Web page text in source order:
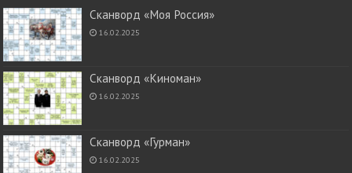
Сканворд «Моя Россия»
16.02.2025
Сканворд «Киноман»
16.02.2025
Сканворд «Гурман»
16.02.2025